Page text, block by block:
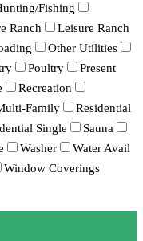
Fishing
Ranch
Leisure Ranch
Other Utilities
Poultry
Present
Recreation
Family
Residential
Single
Sauna
Washer
Water Avail
Window Coverings